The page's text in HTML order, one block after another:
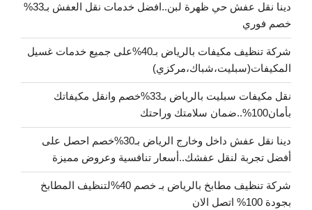
دينا نقل عفش حي ظهرة لبن..افضل خدمات نقل العفش بـ33%
خصم فوري
شركة تنظيف مكيفات بالرياض بـ40%على جميع خدمات غسيل
المكيفات(سبليت،شباك،مركزي)
نقل مكيفات سبليت بالرياض بـ33%خصم وانقل مكيفاتك
بأمان100%..ضمان سلامتك وراحتك
دينا نقل عفش داخل وخارج الرياض بـ30%خصم احصل على
أفضل تجربة لنقل عفشك..أسعار تنافسية وعروض مميزة
شركة تنظيف مطابخ بالرياض بـ خصم 40%لتنظيف المطابخ
بجودة 100% اتصل الان